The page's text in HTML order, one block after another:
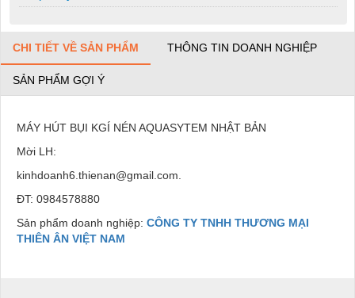
CHI TIẾT VỀ SẢN PHẨM THÔNG TIN DOANH NGHIỆP
SẢN PHẨM GỢI Ý
MÁY HÚT BỤI KGÍ NÉN AQUASYTEM NHẬT BẢN
Mời LH:
kinhdoanh6.thienan@gmail.com.
ĐT: 0984578880
Sản phẩm doanh nghiệp: CÔNG TY TNHH THƯƠNG MẠI
THIÊN ÂN VIỆT NAM